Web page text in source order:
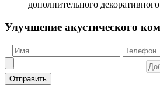
дополнительного
Улучшение акустического
Отправить